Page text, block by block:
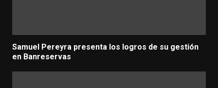
Samuel Pereyra presenta los logros de su gestión
en Banreservas